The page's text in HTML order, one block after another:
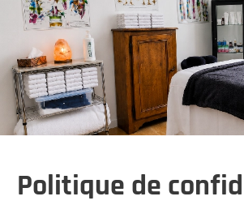
Politique de